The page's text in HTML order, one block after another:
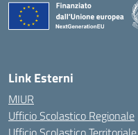
Link Esterni
MIUR
Ufficio Scolastico Regionale